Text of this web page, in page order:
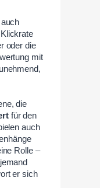
oder die
mit
die
für den
auch
Rolle –
er sich